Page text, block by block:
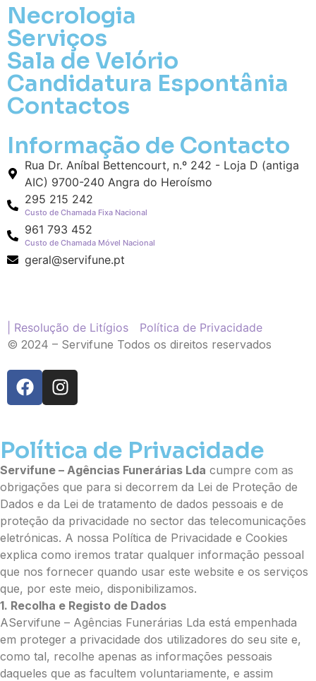
Necrologia
Serviços
Sala de Velório
Candidatura Espontânia
Contactos
Informação de Contacto
Rua Dr. Aníbal Bettencourt, n.º 242 - Loja D (antiga
AIC) 9700-240 Angra do Heroísmo
295 215 242
Custo de Chamada Fixa Nacional
961 793 452
Custo de Chamada Móvel Nacional
geral@servifune.pt
| Resolução de Litígios
Política de Privacidade
© 2024 – Servifune Todos os direitos reservados
Pague mais tarde
Envie Flores
Maria da Conceição
Neste Formulário, você paga de imediato
com Paypal
O que deseja enviar?
Ramo de Flores
Coroa
Ramo de Flores:
Opção 1 (€25)
Opção 3 (€35)
Opção 6 (€50)
Opção 7 (€55)
Opção 8 (€60)
Opção 9 (€65)
Palma:
Pequena (€85)
Média (€100)
Grande (€115)
Cruz:
Pequena (€85)
Média (€100)
Grande (€115)
Coração:
Política de Privacidade
Servifune – Agências Funerárias Lda cumpre com as
obrigações que para si decorrem da Lei de Proteção de
Dados e da Lei de tratamento de dados pessoais e de
proteção da privacidade no sector das telecomunicações
eletrónicas. A nossa Política de Privacidade e Cookies
explica como iremos tratar qualquer informação pessoal
que nos fornecer quando usar este website e os serviços
que, por este meio, disponibilizamos.
1. Recolha e Registo de Dados
AServifune – Agências Funerárias Lda está empenhada
em proteger a privacidade dos utilizadores do seu site e,
como tal, recolhe apenas as informações pessoais
daqueles que as facultem voluntariamente, e assim